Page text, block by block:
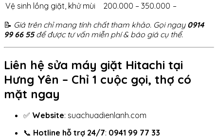
Vệ sinh lồng giặt, khử mùi
200.000 – 350.000 –
📝 Giá trên chỉ mang tính chất tham khảo. Gọi ngay 0914
99 66 55để được tư vấn miễn phí & báo giá cụ thể.
Liên hệ sửa máy giặt Hitachi tại
Hưng Yên – Chỉ 1 cuộc gọi, thợ có
mặt ngay
✅ Website: suachuadienlanh.com
📞 Hotline hỗ trợ 24/7: 0941 99 77 33